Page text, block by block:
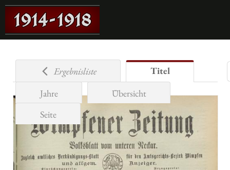
Ergebnisliste
Titel
Jahre
Übersicht
Seite